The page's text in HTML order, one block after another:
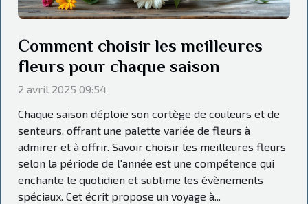
Comment choisir les meilleures
fleurs pour chaque saison
2 avril 2025 09:54
Chaque saison déploie son cortège de couleurs et de
senteurs, offrant une palette variée de fleurs à
admirer et à offrir. Savoir choisir les meilleures fleurs
selon la période de l'année est une compétence qui
enchante le quotidien et sublime les évènements
spéciaux. Cet écrit propose un voyage à...